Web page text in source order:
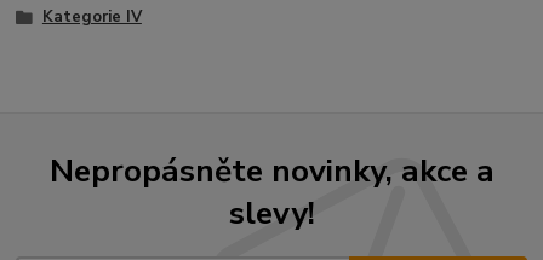
Kategorie IV
Nepropásněte novinky, akce a
slevy!